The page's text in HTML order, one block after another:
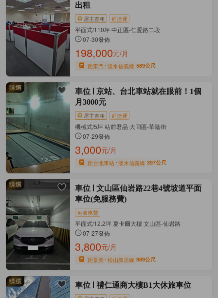
出租
屋主直租 近捷運
平面式/110坪 中正區-仁愛路二段
07-30發佈
198,000元/月
距東門 淡水信義線 589公尺
車位
京站、台北車站就在眼前！1個
月3000元
屋主直租 近捷運
機械式/5坪 站前君品 大同區-華陰街
07-29發佈
3,000元/月
距台北車站 淡水信義線 397公尺
車位
文山區仙岩路22巷4號坡道平面
車位(免服務費)
免服務費
平面式/12.2坪 夏卡爾大樓 文山區-仙岩路
07-27發佈
3,800元/月
距景美 松山新店線 989公尺
車位 禮仁通商大樓B1大休旅車位